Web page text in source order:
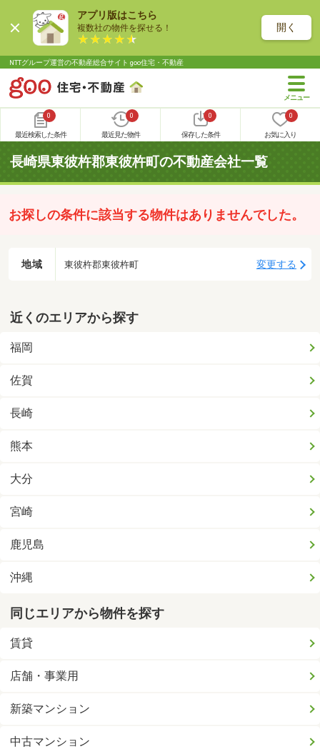
アプリ版はこちら
複数社の物件を探せる！ 開く
NTTグループ運営の不動産総合サイト goo住宅・不動産
0
最近検索した条件
0
最近見た物件
0
保存した条件
0
お気に入り
長崎県東彼杵郡東彼杵町の不動産会社一覧
お探しの条件に該当する物件はありませんでした。
地域 東彼杵郡東彼杵町 変更する
近くのエリアから探す
福岡
佐賀
長崎
熊本
大分
宮崎
鹿児島
沖縄
同じエリアから物件を探す
賃貸
店舗・事業用
新築マンション
中古マンション